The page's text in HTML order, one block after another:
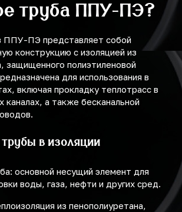
труба ППУ-ПЭ?
ППУ-ПЭ представляет собой
конструкцию с изоляцией из
защищенного полиэтиленовой
для использования в
включая прокладку теплотрасс в
каналах, а также бесканальной
в изоляции
основной несущий элемент для
воды, газа, нефти и других сред.
из пенополиуретана,